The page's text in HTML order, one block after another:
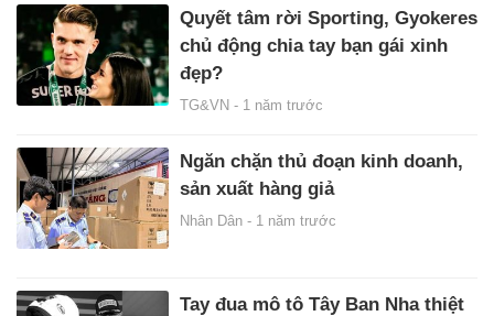
Quyết tâm rời Sporting, Gyokeres
chủ động chia tay bạn gái xinh
đẹp?
TG&VN - 1 năm trước
Ngăn chặn thủ đoạn kinh doanh,
sản xuất hàng giả
Nhân Dân - 1 năm trước
Tay đua mô tô Tây Ban Nha thiệt